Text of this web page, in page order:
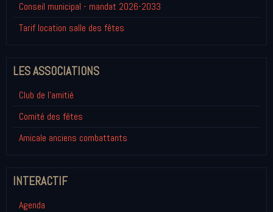
Conseil municipal - mandat 2026-2033
Tarif location salle des fêtes
LES ASSOCIATIONS
Club de l'amitié
Comité des fêtes
Amicale anciens combattants
INTERACTIF
Agenda